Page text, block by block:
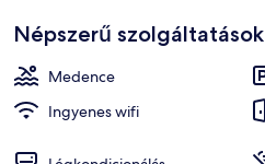
Népszerű szolgáltatások
Medence
Ingyenes wifi